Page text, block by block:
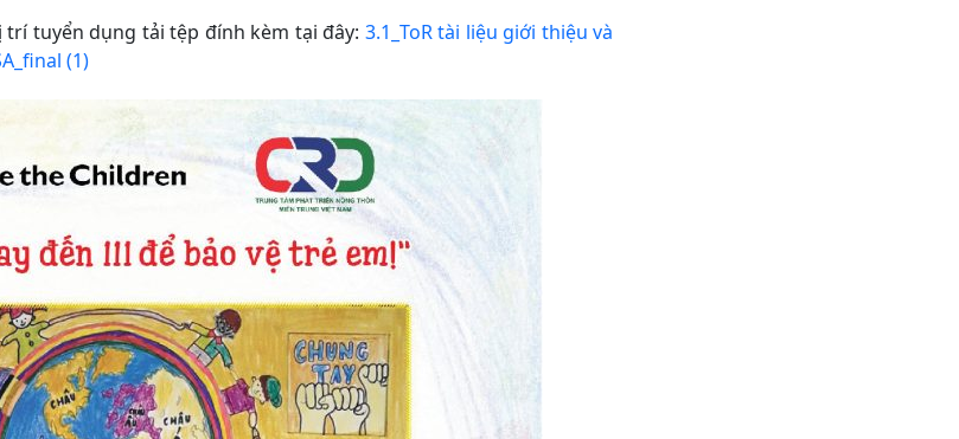
tuyển dụng tải tệp đính kèm tại đây: 3.1_ToR tài liệu giới thiệu và
(1)